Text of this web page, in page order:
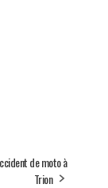
de moto à
Trion